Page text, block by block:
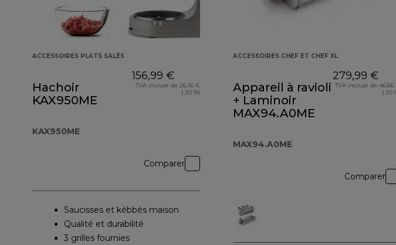
ACCESSOIRES PLATS SALÉS
Hachoir
KAX950ME
KAX950ME
156,99 €
TVA incluse de 26,16 €
( 20 %)
Comparer
Saucisses et kébbés maison
Qualité et durabilité
3 grilles fournies
ACCESSOIRES CHEF ET CHEF XL
Appareil à ravioli
+ Laminoir
MAX94.A0ME
MAX94.A0ME
279,99 €
TVA incluse de
( 20
Comparer